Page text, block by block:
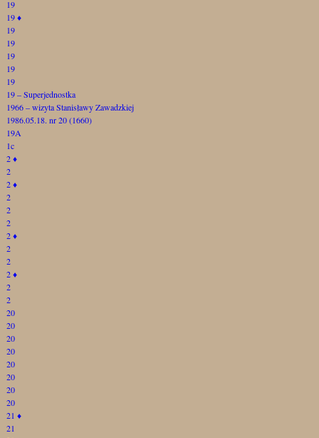
19
19♦
19
19
19
19
19
19 – Superjednostka
1966 – wizyta Stanisławy Zawadzkiej
1986.05.18. nr 20 (1660)
19A
1c
2♦
2
2♦
2
2
2
2♦
2
2
2♦
2
2
20
20
20
20
20
20
20
20
21 ♦
21